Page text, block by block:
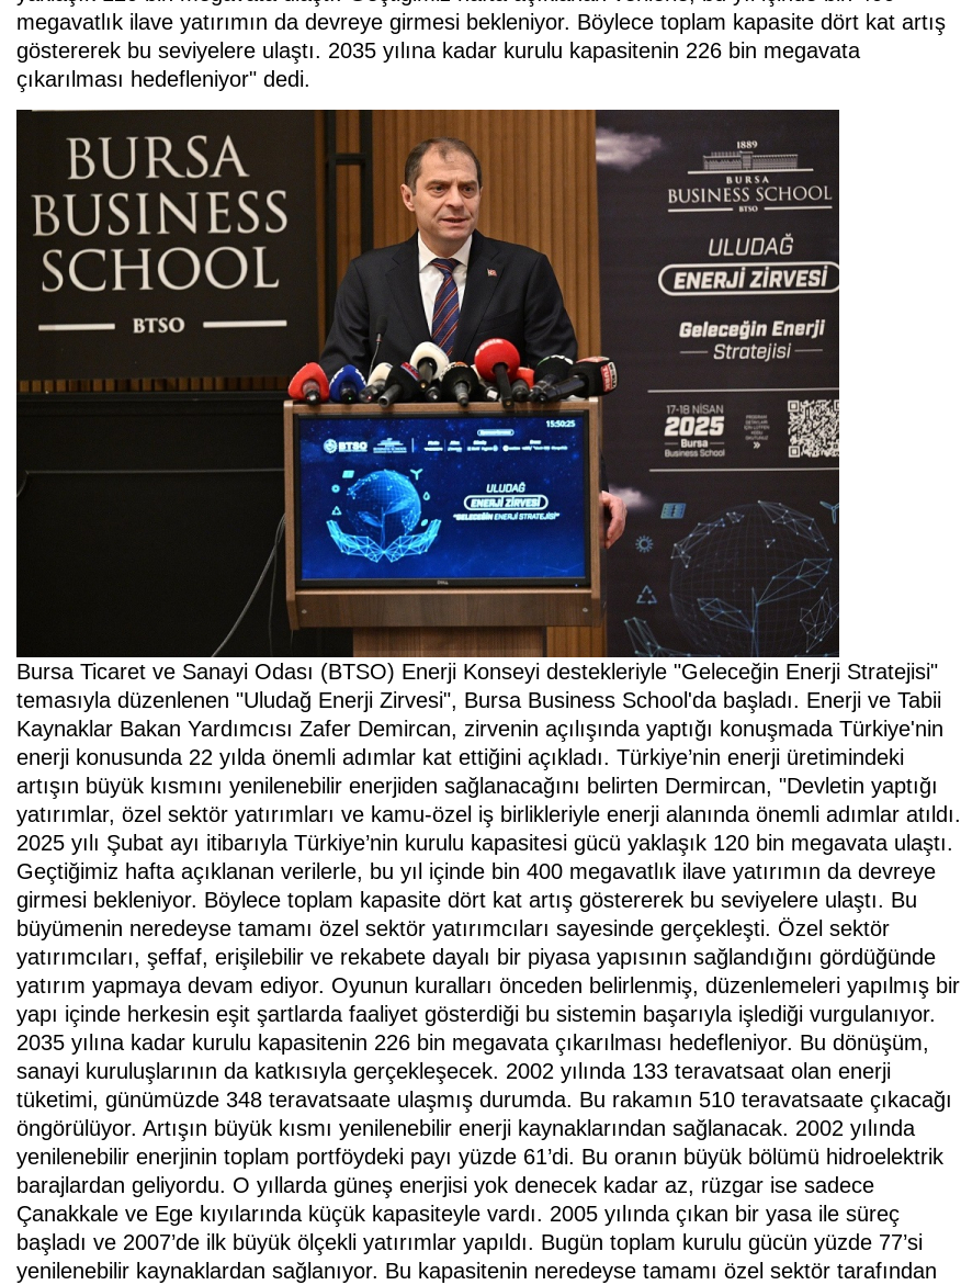
megavatlık ilave yatırımın da devreye girmesi bekleniyor. Böylece toplam kapasite dört kat artış
göstererek bu seviyelere ulaştı. 2035 yılına kadar kurulu kapasitenin 226 bin megavata
çıkarılması hedefleniyor" dedi.
Bursa Ticaret ve Sanayi Odası (BTSO) Enerji Konseyi destekleriyle "Geleceğin Enerji Stratejisi"
temasıyla düzenlenen "Uludağ Enerji Zirvesi", Bursa Business School'da başladı. Enerji ve Tabii
Kaynaklar Bakan Yardımcısı Zafer Demircan, zirvenin açılışında yaptığı konuşmada Türkiye'nin
enerji konusunda 22 yılda önemli adımlar kat ettiğini açıkladı. Türkiye’nin enerji üretimindeki
artışın büyük kısmını yenilenebilir enerjiden sağlanacağını belirten Dermircan, "Devletin yaptığı
yatırımlar, özel sektör yatırımları ve kamu-özel iş birlikleriyle enerji alanında önemli adımlar atıldı.
2025 yılı Şubat ayı itibarıyla Türkiye’nin kurulu kapasitesi gücü yaklaşık 120 bin megavata ulaştı.
Geçtiğimiz hafta açıklanan verilerle, bu yıl içinde bin 400 megavatlık ilave yatırımın da devreye
girmesi bekleniyor. Böylece toplam kapasite dört kat artış göstererek bu seviyelere ulaştı. Bu
büyümenin neredeyse tamamı özel sektör yatırımcıları sayesinde gerçekleşti. Özel sektör
yatırımcıları, şeffaf, erişilebilir ve rekabete dayalı bir piyasa yapısının sağlandığını gördüğünde
yatırım yapmaya devam ediyor. Oyunun kuralları önceden belirlenmiş, düzenlemeleri yapılmış bir
yapı içinde herkesin eşit şartlarda faaliyet gösterdiği bu sistemin başarıyla işlediği vurgulanıyor.
2035 yılına kadar kurulu kapasitenin 226 bin megavata çıkarılması hedefleniyor. Bu dönüşüm,
sanayi kuruluşlarının da katkısıyla gerçekleşecek. 2002 yılında 133 teravatsaat olan enerji
tüketimi, günümüzde 348 teravatsaate ulaşmış durumda. Bu rakamın 510 teravatsaate çıkacağı
öngörülüyor. Artışın büyük kısmı yenilenebilir enerji kaynaklarından sağlanacak. 2002 yılında
yenilenebilir enerjinin toplam portföydeki payı yüzde 61’di. Bu oranın büyük bölümü hidroelektrik
barajlardan geliyordu. O yıllarda güneş enerjisi yok denecek kadar az, rüzgar ise sadece
Çanakkale ve Ege kıyılarında küçük kapasiteyle vardı. 2005 yılında çıkan bir yasa ile süreç
başladı ve 2007’de ilk büyük ölçekli yatırımlar yapıldı. Bugün toplam kurulu gücün yüzde 77’si
yenilenebilir kaynaklardan sağlanıyor. Bu kapasitenin neredeyse tamamı özel sektör tarafından